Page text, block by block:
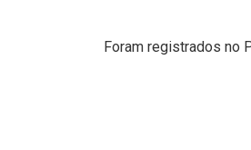
Foram registrados no